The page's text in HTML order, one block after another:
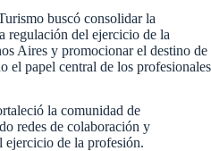
buscó consolidar la
regulación del ejercicio de la
Aires y promocionar el destino de
el papel central de los profesionales
la comunidad de
redes de colaboración y
de la profesión.